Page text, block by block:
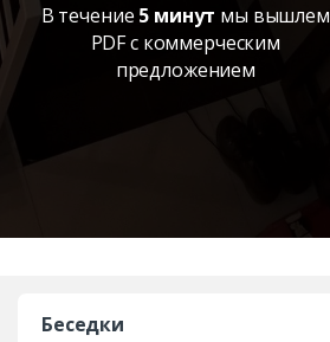
В течение 5 минут мы вышлем
PDF с коммерческим
предложением
Беседки